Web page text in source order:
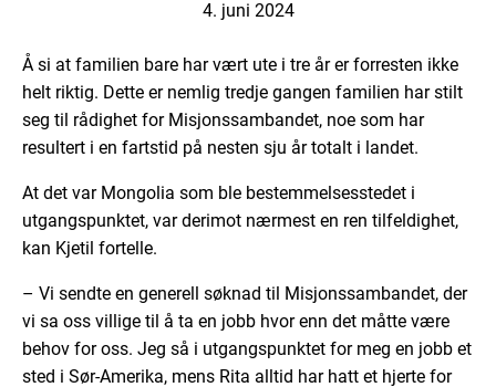
4. juni 2024
Å si at familien bare har vært ute i tre år er forresten ikke
helt riktig. Dette er nemlig tredje gangen familien har stilt
seg til rådighet for Misjonssambandet, noe som har
resultert i en fartstid på nesten sju år totalt i landet.
At det var Mongolia som ble bestemmelsesstedet i
utgangspunktet, var derimot nærmest en ren tilfeldighet,
kan Kjetil fortelle.
– Vi sendte en generell søknad til Misjonssambandet, der
vi sa oss villige til å ta en jobb hvor enn det måtte være
behov for oss. Jeg så i utgangspunktet for meg en jobb et
sted i Sør-Amerika, mens Rita alltid har hatt et hjerte for